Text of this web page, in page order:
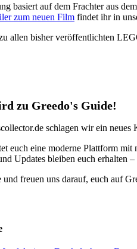
basiert auf dem Frachter aus
zum neuen Film findet ihr in
allen bisher veröffentlichten
zu Greedo's Guide!
schlagen wir ein
euch eine moderne Plattform
Updates bleiben euch erhalten
freuen uns darauf, euch auf